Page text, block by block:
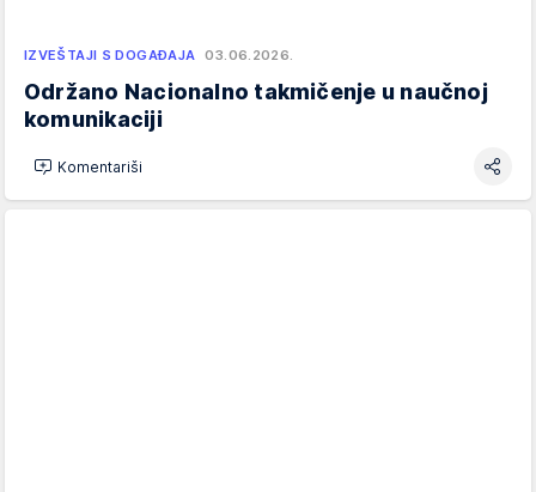
IZVEŠTAJI S DOGAĐAJA 03.06.2026.
Održano Nacionalno takmičenje u naučnoj
komunikaciji
Komentariši